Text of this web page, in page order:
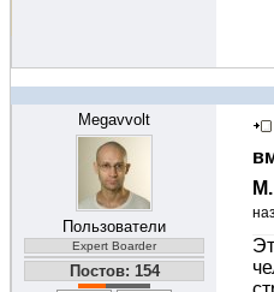
Megavvolt
Пользователи
Expert Boarder
Постов: 154